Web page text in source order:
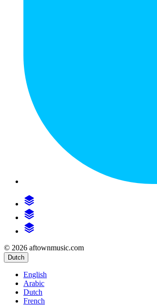
© 2026 aftownmusic.com
Dutch
English
Arabic
Dutch
French